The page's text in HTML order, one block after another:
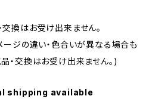
換はお受け出来ません。
ージの違い・色合いが異なる場合も
・交換はお受け出来ません。)
shipping available